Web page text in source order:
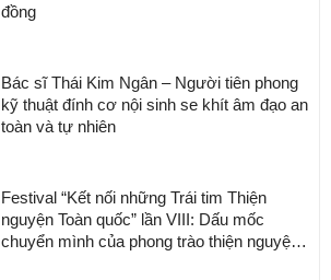
đồng
Bác sĩ Thái Kim Ngân – Người tiên phong
kỹ thuật đính cơ nội sinh se khít âm đạo an
toàn và tự nhiên
Festival “Kết nối những Trái tim Thiện
nguyện Toàn quốc” lần VIII: Dấu mốc
chuyển mình của phong trào thiện nguyện